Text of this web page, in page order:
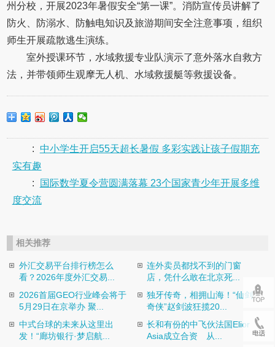
州分校，开展2023年暑假安全“第一课”。消防宣传员讲解了
防火、防溺水、防触电知识及旅游期间安全注意事项，组织
师生开展疏散逃生演练。
室外授课环节，水域救援专业队演示了意外落水自救方
法，并带领师生观摩无人机、水域救援艇等救援设备。
: 中小学生开启55天超长暑假 多彩实践让孩子假期充
实有趣
:
国际数学夏令营圆满落幕 23个国家青少年开展多维
度交流
相关推荐
外汇交易平台排行榜怎么
看？2026年度外汇交易...
连外卖员都找不到的门窗
店，凭什么敢在北京死...
2026首届GEO行业峰会将于
5月29日在京举办 聚...
独牙传奇，相拥山海！“仙剑
奇侠”赵剑波狂揽20...
中式台球的未来从这里出
发！“廊坊银行·梦启航...
长和有份的中飞伙法国Elior
Asia成立合资 从...